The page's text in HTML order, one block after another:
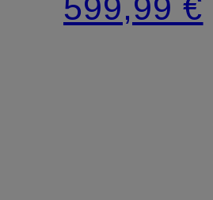
599,99 €